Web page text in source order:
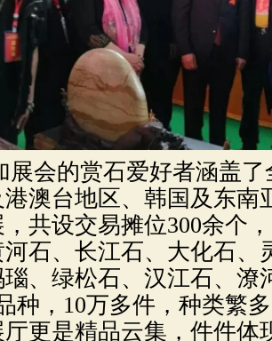
展会的赏石爱好者涵盖
港澳台地区、韩国及东南
共设交易摊位300余个
河石、 长江石、 大化石、
、 绿松石、 汉江石、潦
种， 10万多件，种类繁
更是精品云集，件件体